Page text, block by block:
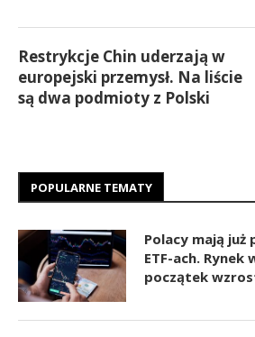
Restrykcje Chin uderzają w
europejski przemysł. Na liście
są dwa podmioty z Polski
POPULARNE TEMATY
Polacy mają już
ETF-ach.
początek